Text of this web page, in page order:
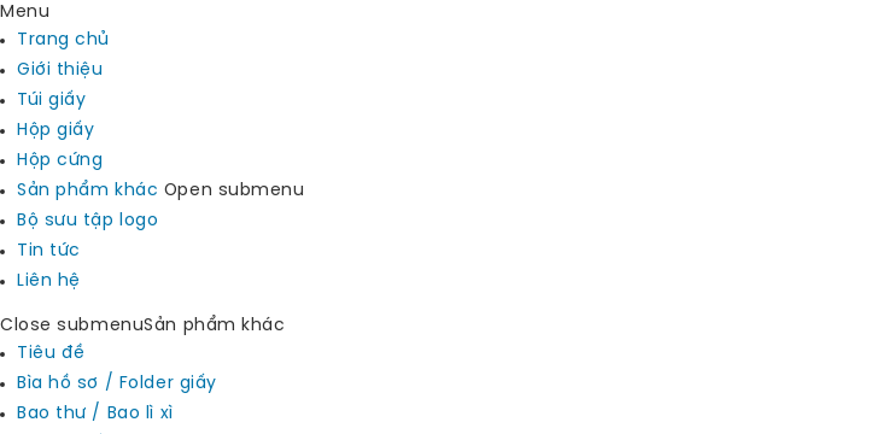
Menu
Trang chủ
Giới thiệu
Túi giấy
Hộp giấy
Hộp cứng
Sản phẩm khác Open submenu
Bộ sưu tập logo
Tin tức
Liên hệ
Close submenuSản phẩm khác
Tiêu đề
Bìa hồ sơ / Folder giấy
Bao thư / Bao lì xì